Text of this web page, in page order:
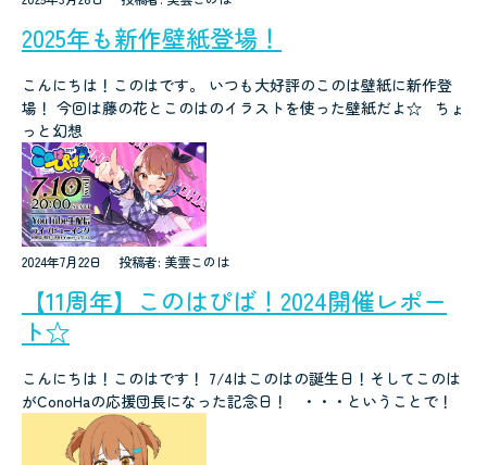
2025年も新作壁紙登場！
こんにちは！このはです。 いつも大好評のこのは壁紙に新作登
場！ 今回は藤の花とこのはのイラストを使った壁紙だよ☆ ちょ
っと幻想
2024年7月22日 投稿者: 美雲このは
【11周年】このはぴば！2024開催レポー
ト☆
こんにちは！このはです！ 7/4はこのはの誕生日！そしてこのは
がConoHaの応援団長になった記念日！ ・・・ということで！